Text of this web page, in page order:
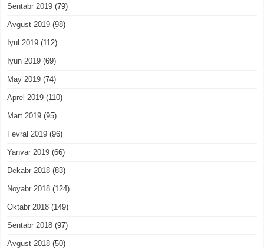
Sentabr 2019 (79)
Avgust 2019 (98)
Iyul 2019 (112)
Iyun 2019 (69)
May 2019 (74)
Aprel 2019 (110)
Mart 2019 (95)
Fevral 2019 (96)
Yanvar 2019 (66)
Dekabr 2018 (83)
Noyabr 2018 (124)
Oktabr 2018 (149)
Sentabr 2018 (97)
Avgust 2018 (50)